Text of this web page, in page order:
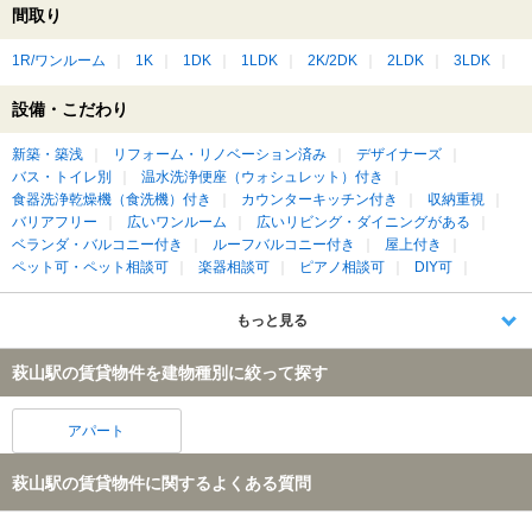
間取り
1R/ワンルーム 1K 1DK 1LDK 2K/2DK 2LDK 3LDK
設備・こだわり
新築・築浅 リフォーム・リノベーション済み
デザイナーズ
バス・トイレ別
温水洗浄便座（ウォシュレット）付き
食器洗浄乾燥機（食洗機）付き
カウンターキッチン付き
収納重視
バリアフリー
広いワンルーム
広いリビング・ダイニングがある
ベランダ・バルコニー付き
ルーフバルコニー付き
屋上付き
ペット可・ペット相談可
楽器相談可 ピアノ相談可 DIY可
もっと見る
萩山駅の賃貸物件を建物種別に絞って探す
アパート
萩山駅の賃貸物件に関するよくある質問